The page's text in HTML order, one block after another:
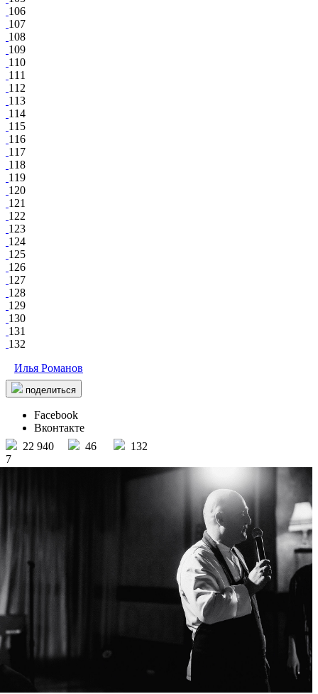
106
107
108
109
110
111
112
113
114
115
116
117
118
119
120
121
122
123
124
125
126
127
128
129
130
131
132
Илья Романов
поделиться
Facebook
Вконтакте
22 940
46
132
7
/ другие события